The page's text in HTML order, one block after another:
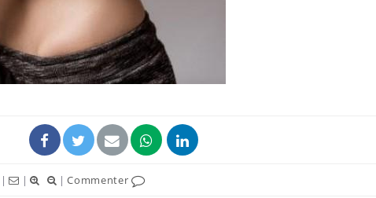
| | |Commenter
l'apprentissage de la
Mordue par une tique en
vacances, elle reste dans